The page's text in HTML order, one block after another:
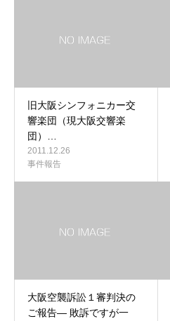
旧大阪シンフォニカー交
響楽団（現大阪交響楽
団）…
2011.12.26
事件報告
大阪空襲訴訟１審判決の
ご報告― 敗訴ですが一